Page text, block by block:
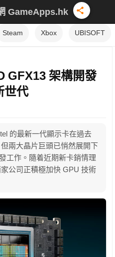
GameApps.hk
Steam Xbox UBISOFT
GFX13 架構開發
世代
的最新一代顯示卡在過去
兩大晶片巨頭已悄然展開下
工作。隨着近期新卡銷情理
公司正積極加快 GPU 技術